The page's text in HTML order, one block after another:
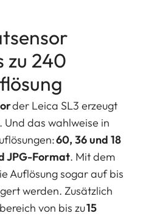
zu 240
der Leica SL3 erzeugt
das wahlweise in
60, 36 und 18
JPG-Format. Mit dem
Auflösung sogar auf bis
werden. Zusätzlich
von bis zu15